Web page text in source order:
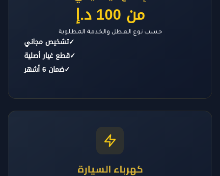
من 100 د.إ
حسب نوع العطل والخدمة المطلوبة
✓تشخيص مجاني
✓قطع غيار أصلية
✓ضمان 6 أشهر
كهرباء السيارة